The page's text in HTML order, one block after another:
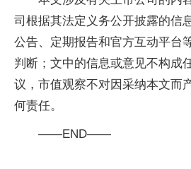
司根据其法定义务公开披露的信
公告、定期报告和官方互动平台
判断；文中的信息或意见不构成
议，市值观察不对因采纳本文而
何责任。
——END——